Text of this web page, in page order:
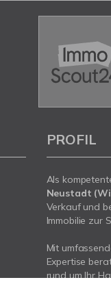
PROFIL
Als
Neustadt
Verkauf und
Immobilie zur
Mit
Expertise
rund um Ihr